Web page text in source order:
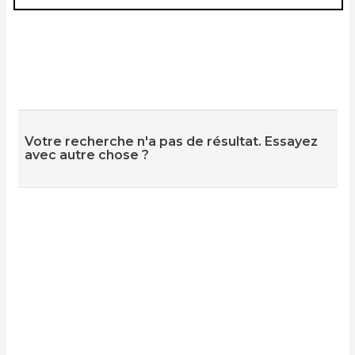
Votre recherche n'a pas de résultat. Essayez
avec autre chose ?